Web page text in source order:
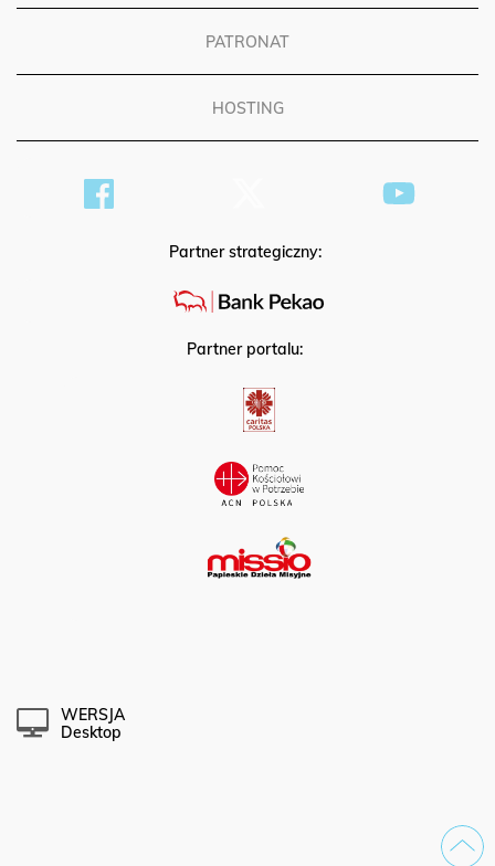
PATRONAT
HOSTING
Partner strategiczny:
Partner portalu:
WERSJA
Desktop